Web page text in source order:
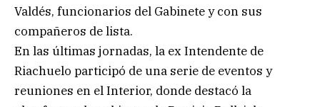
Valdés, funcionarios del Gabinete y con sus
compañeros de lista.
En las últimas jornadas, la ex Intendente de
Riachuelo participó de una serie de eventos y
reuniones en el Interior, donde destacó la